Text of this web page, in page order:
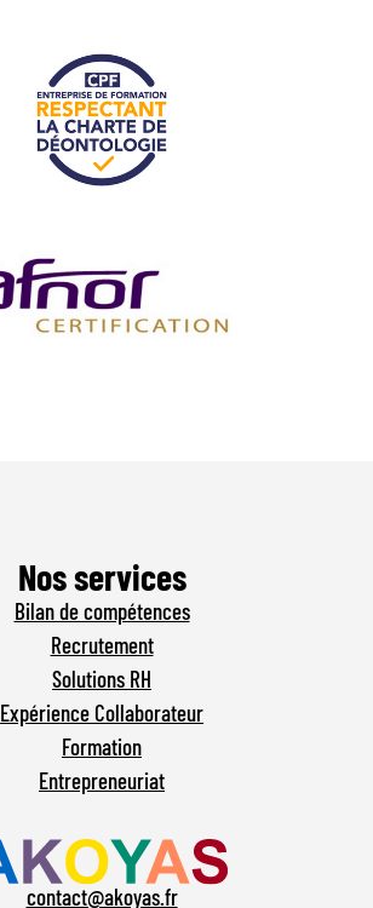
Nos services
Bilan de compétences
Recrutement
Solutions RH
Expérience Collaborateur
Formation
Entrepreneuriat
contact@akoyas.fr